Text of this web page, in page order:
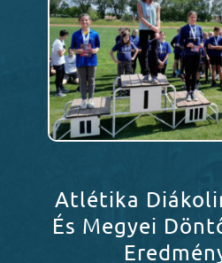
Munkatársaink
Kollégium
Atlétika
És Megyei